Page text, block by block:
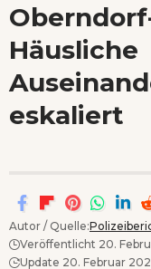
Häusliche
eskaliert
Autor / Quelle:
Veröffentlicht 20.
Update 20. Februar